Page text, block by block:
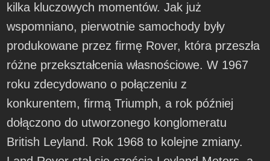
kilka kluczowych momentów. Jak już
wspomniano, pierwotnie samochody były
produkowane przez firmę Rover, która przeszła
różne przekształcenia własnościowe. W 1967
roku zdecydowano o połączeniu z
konkurentem, firmą Triumph, a rok później
dołączono do utworzonego konglomeratu
British Leyland. Rok 1968 to kolejne zmiany.